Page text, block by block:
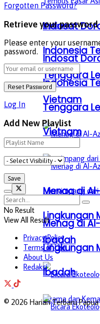
Indosat
Indonesia
Tenggara
Vietnam
Menag di
Lingkungan
Ibadah
Indosat
Indonesia
Tenggara
Vietnam
Menag di
Lingkungan
Ibadah
Forgotten Password?
Retrieve your password
Please enter your
password.
Log In
Add New Playlist
No Result
View All Result
Privacy Policy
Terms of Use
About Us
Redaksi
© 2026 Harian Terbaru Papua